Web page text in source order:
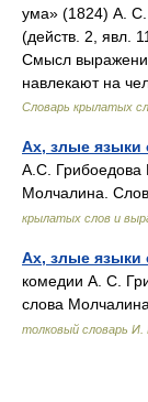
ума» (1824) А.
(действ. 2, явл.
Смысл
навлекают на
Словарь крылатых
Ах, злые языки
А.С. Грибоедова
Молчалина.
крылатых слов и
Ах, злые языки
комедии А. С.
слова
толковый словарь И.